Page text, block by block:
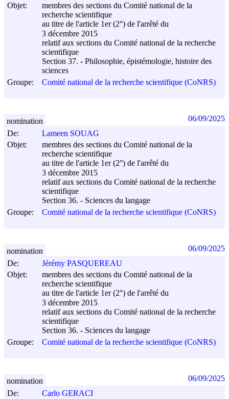
Objet:
membres des sections du Comité national de la
recherche scientifique
au titre de l'article 1er (2°) de l'arrêté du
3 décembre 2015
relatif aux sections du Comité national de la recherche
scientifique
Section 37. - Philosophie, épistémologie, histoire des
sciences
Groupe:
Comité national de la recherche scientifique (CoNRS)
De:
Lameen SOUAG
Objet:
membres des sections du Comité national de la
recherche scientifique
au titre de l'article 1er (2°) de l'arrêté du
3 décembre 2015
relatif aux sections du Comité national de la recherche
scientifique
Section 36. - Sciences du langage
Groupe:
Comité national de la recherche scientifique (CoNRS)
nomination 06/09/2025
De:
Jérémy PASQUEREAU
Objet:
membres des sections du Comité national de la
recherche scientifique
au titre de l'article 1er (2°) de l'arrêté du
3 décembre 2015
relatif aux sections du Comité national de la recherche
scientifique
Section 36. - Sciences du langage
Groupe:
Comité national de la recherche scientifique (CoNRS)
nomination 06/09/2025
De:
Carlo GERACI
nomination 06/09/2025